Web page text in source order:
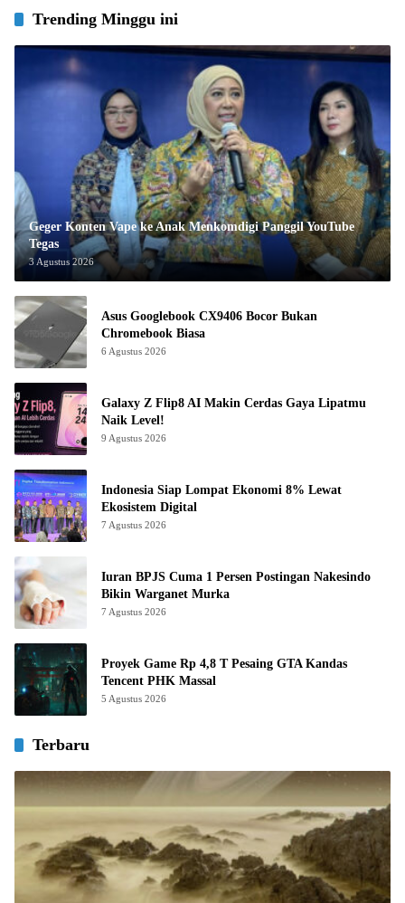
Trending Minggu ini
Geger Konten Vape ke Anak Menkomdigi Panggil YouTube
Tegas
3 Agustus 2026
Asus Googlebook CX9406 Bocor Bukan
Chromebook Biasa
6 Agustus 2026
Galaxy Z Flip8 AI Makin Cerdas Gaya Lipatmu
Naik Level!
9 Agustus 2026
Indonesia Siap Lompat Ekonomi 8% Lewat
Ekosistem Digital
7 Agustus 2026
Iuran BPJS Cuma 1 Persen Postingan Nakesindo
Bikin Warganet Murka
7 Agustus 2026
Proyek Game Rp 4,8 T Pesaing GTA Kandas
Tencent PHK Massal
5 Agustus 2026
Terbaru